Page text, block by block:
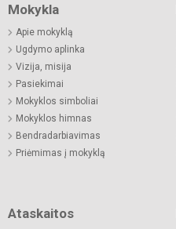
Mokykla
Apie mokyklą
Ugdymo aplinka
Vizija, misija
Pasiekimai
Mokyklos simboliai
Mokyklos himnas
Bendradarbiavimas
Priėmimas į mokyklą
Ataskaitos